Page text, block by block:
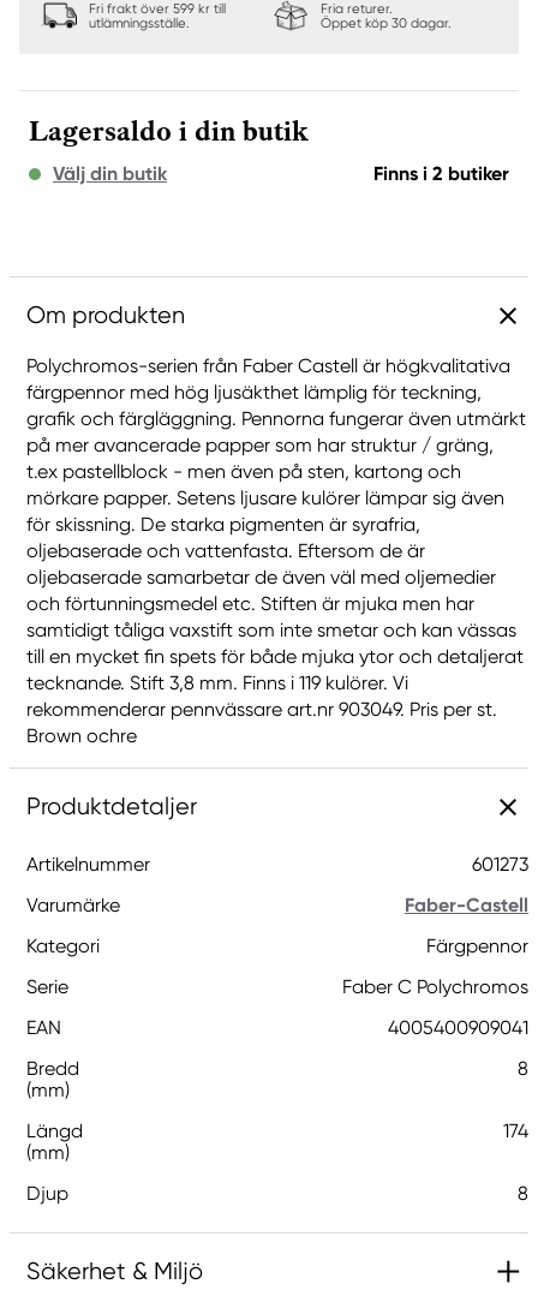
Fri frakt över 599 kr till
utlämningsställe.
Fria returer.
Öppet köp 30 dagar.
Lagersaldo i din butik
Välj din butik Finns i 2 butiker
Om produkten
Polychromos-serien från Faber Castell är högkvalitativa
färgpennor med hög ljusäkthet lämplig för teckning,
grafik och färgläggning. Pennorna fungerar även utmärkt
på mer avancerade papper som har struktur / gräng,
t.ex pastellblock - men även på sten, kartong och
mörkare papper. Setens ljusare kulörer lämpar sig även
för skissning. De starka pigmenten är syrafria,
oljebaserade och vattenfasta. Eftersom de är
oljebaserade samarbetar de även väl med oljemedier
och förtunningsmedel etc. Stiften är mjuka men har
samtidigt tåliga vaxstift som inte smetar och kan vässas
till en mycket fin spets för både mjuka ytor och detaljerat
tecknande. Stift 3,8 mm. Finns i 119 kulörer. Vi
rekommenderar pennvässare art.nr 903049. Pris per st.
Brown ochre
Produktdetaljer
Artikelnummer
601273
Varumärke
Faber-Castell
Kategori
Färgpennor
Serie
Faber C Polychromos
EAN
4005400909041
Bredd
(mm)
8
Längd
(mm)
174
Djup 8
Säkerhet & Miljö